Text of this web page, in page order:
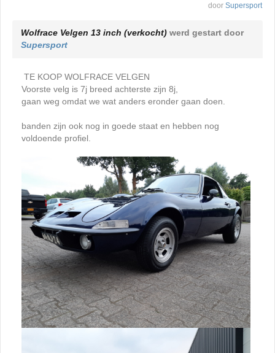
door Supersport
Wolfrace Velgen 13 inch (verkocht) werd gestart door
Supersport
TE KOOP WOLFRACE VELGEN
Voorste velg is 7j breed achterste zijn 8j,
gaan weg omdat we wat anders eronder gaan doen.
banden zijn ook nog in goede staat en hebben nog
voldoende profiel.